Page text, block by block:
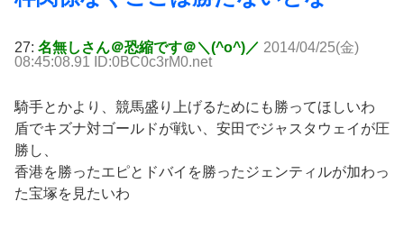
27: 名無しさん＠恐縮です＠＼(^o^)／ 2014/04/25(金)
08:45:08.91 ID:0BC0c3rM0.net
騎手とかより、競馬盛り上げるためにも勝ってほしいわ
盾でキズナ対ゴールドが戦い、安田でジャスタウェイが圧
勝し、
香港を勝ったエピとドバイを勝ったジェンティルが加わっ
た宝塚を見たいわ